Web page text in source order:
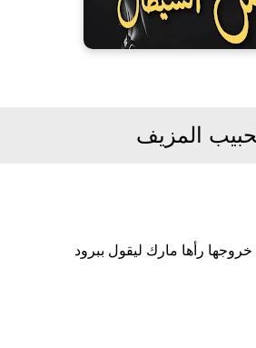
المزيف
رأها مارك ليقول ببرود